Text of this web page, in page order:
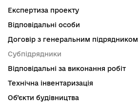
Експертиза проекту
Відповідальні особи
Договір з генеральним підрядником
Субпідрядники
Відповідальні за виконання робіт
Технічна інвентаризація
Об’єкти будівництва